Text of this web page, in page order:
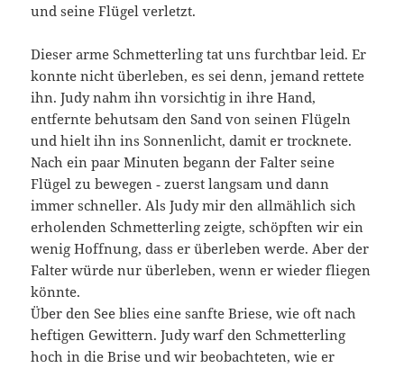
und seine Flügel verletzt.
Dieser arme Schmetterling tat uns furchtbar leid. Er
konnte nicht überleben, es sei denn, jemand rettete
ihn. Judy nahm ihn vorsichtig in ihre Hand,
entfernte behutsam den Sand von seinen Flügeln
und hielt ihn ins Sonnenlicht, damit er trocknete.
Nach ein paar Minu­ten begann der Falter seine
Flügel zu bewegen ‑ zuerst langsam und dann
immer schneller. Als Judy mir den allmählich sich
erholen­den Schmetterling zeigte, schöpften wir ein
wenig Hoffnung, dass er überleben werde. Aber der
Falter würde nur überleben, wenn er wieder fliegen
könnte.
Über den See blies eine sanfte Briese, wie oft nach
heftigen Ge­wittern. Judy warf den Schmetterling
hoch in die Brise und wir beobachteten, wie er